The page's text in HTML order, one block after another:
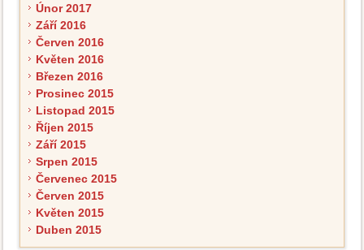
Únor 2017
Září 2016
Červen 2016
Květen 2016
Březen 2016
Prosinec 2015
Listopad 2015
Říjen 2015
Září 2015
Srpen 2015
Červenec 2015
Červen 2015
Květen 2015
Duben 2015